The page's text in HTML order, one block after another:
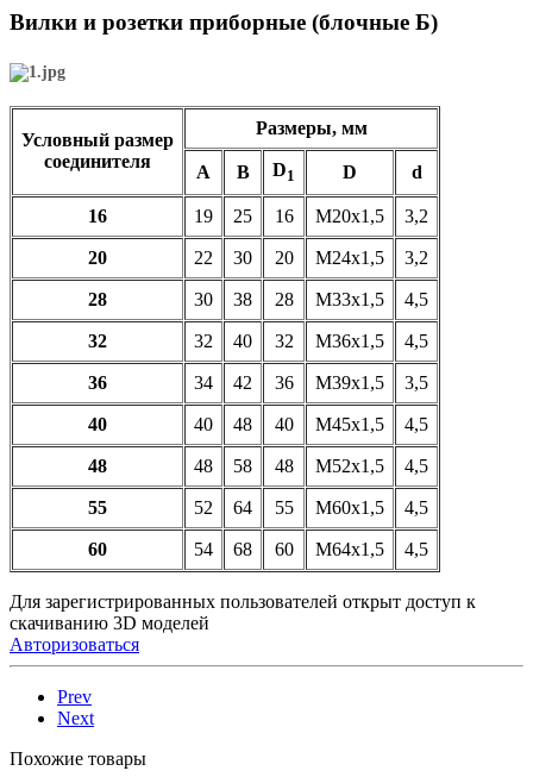
Вилки и розетки приборные (блочные Б)
Условный размер
соединителя
Размеры, мм
A B D1 D d
16 19 25 16 М20х1,5 3,2
20 22 30 20 М24х1,5 3,2
28 30 38 28 М33х1,5 4,5
32 32 40 32 М36х1,5 4,5
36 34 42 36 М39х1,5 3,5
40 40 48 40 М45х1,5 4,5
48 48 58 48 М52х1,5 4,5
55 52 64 55 М60х1,5 4,5
60 54 68 60 М64х1,5 4,5
Для зарегистрированных пользователей открыт доступ к
скачиванию 3D моделей
Авторизоваться
Prev
Next
Похожие товары